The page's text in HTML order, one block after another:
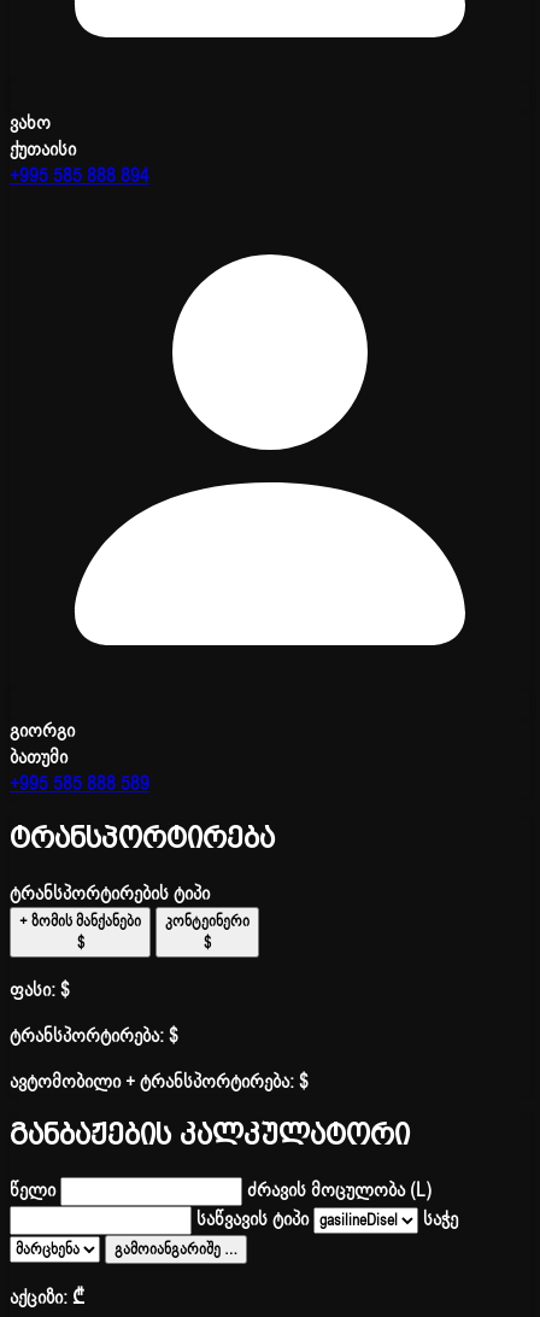
ვახო
ქუთაისი
+995 585 888 894
გიორგი
ბათუმი
+995 585 888 589
ტრანსპორტირება
ტრანსპორტირების ტიპი
+ ზომის მანქანები
$
კონტეინერი
$
ფასი:$
ტრანსპორტირება:$
ავტომობილი + ტრანსპორტირება:$
განბაჟების კალკულატორი
წელი
ძრავის მოცულობა (L)
საწვავის ტიპი
საჭე
გამოიანგარიშე …
აქციზი:₾